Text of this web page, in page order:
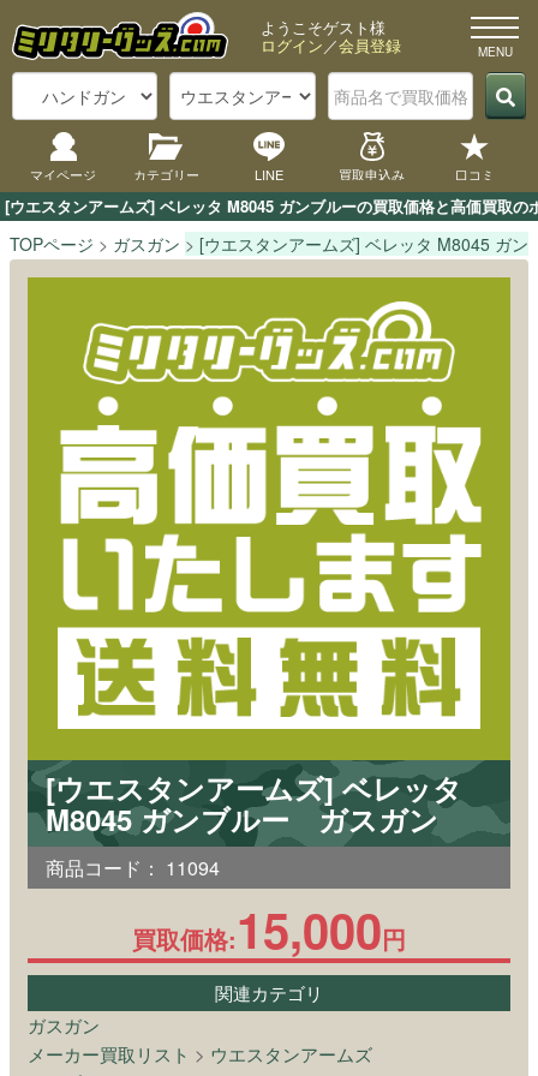
[ウエスタンアームズ] ベレッタ M8045 ガンブルーの買取価格と高価買取
ようこそゲスト様
ログイン／会員登録
マイページ カテゴリー LINE 買取申込み 口コミ
TOPページ ガスガン [ウエスタンアームズ] ベレッタ M8045 ガン
[ウエスタンアームズ] ベレッタ
M8045 ガンブルー ガスガン
商品コード： 11094
買取価格:15,000円
関連カテゴリ
ガスガン
メーカー買取リスト > ウエスタンアームズ